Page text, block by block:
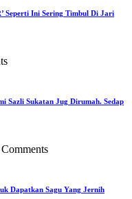
Seperti Ini Sering Timbul Di Jari
Sazli Sukatan Jug Dirumah. Sedap
Dapatkan Sagu Yang Jernih